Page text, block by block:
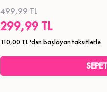
499,99 TL
299,99 TL
110,00 TL'den başlayan taksitlerle